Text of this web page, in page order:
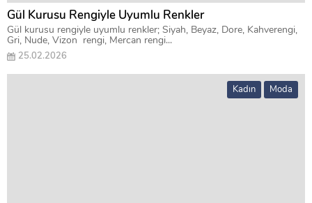
Gül Kurusu Rengiyle Uyumlu Renkler
Gül kurusu rengiyle uyumlu renkler; Siyah, Beyaz, Dore, Kahverengi,
Gri, Nude, Vizon rengi, Mercan rengi...
25.02.2026
Kadın Moda